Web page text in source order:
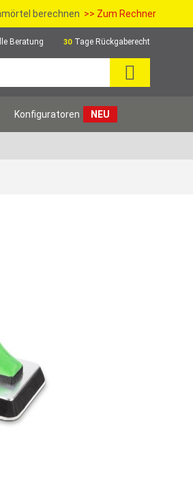
berechnen >> Zum Rechner
Beratung 30 Tage Rückgaberecht
Konfiguratoren NEU